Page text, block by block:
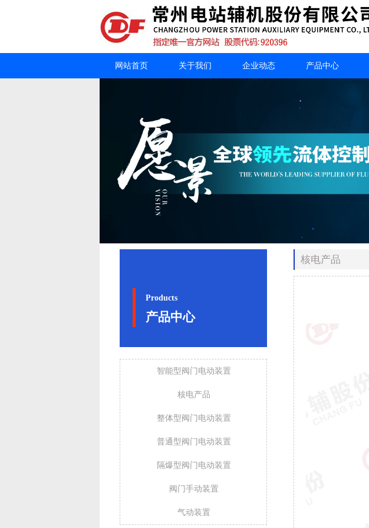
网站首页 关于我们 企业动态 产品中心
Products
产品中心
智能型阀门电动装置
核电产品
整体型阀门电动装置
普通型阀门电动装置
隔爆型阀门电动装置
阀门手动装置
气动装置
核电产品